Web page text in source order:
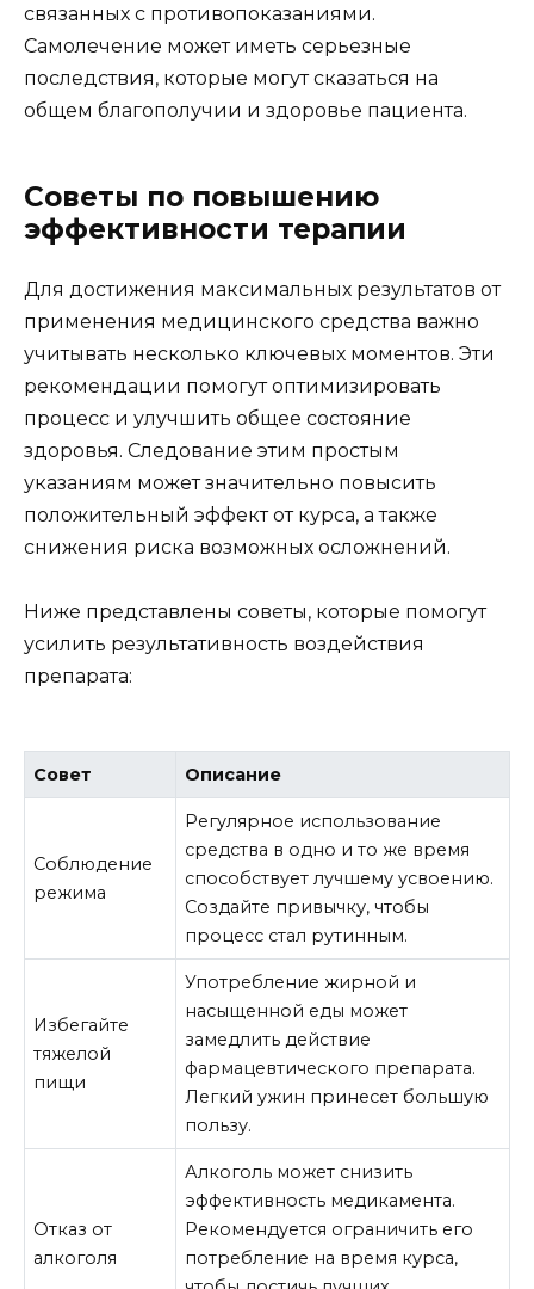
связанных с противопоказаниями.
Самолечение может иметь серьезные
последствия, которые могут сказаться на
общем благополучии и здоровье пациента.
Советы по повышению
эффективности терапии
Для достижения максимальных результатов от
применения медицинского средства важно
учитывать несколько ключевых моментов. Эти
рекомендации помогут оптимизировать
процесс и улучшить общее состояние
здоровья. Следование этим простым
указаниям может значительно повысить
положительный эффект от курса, а также
снижения риска возможных осложнений.
Ниже представлены советы, которые помогут
усилить результативность воздействия
препарата:
Совет Описание
Соблюдение
режима
Регулярное использование
средства в одно и то же время
способствует лучшему усвоению.
Создайте привычку, чтобы
процесс стал рутинным.
Избегайте
тяжелой
пищи
Употребление жирной и
насыщенной еды может
замедлить действие
фармацевтического препарата.
Легкий ужин принесет большую
пользу.
Отказ от
алкоголя
Алкоголь может снизить
эффективность медикамента.
Рекомендуется ограничить его
потребление на время курса,